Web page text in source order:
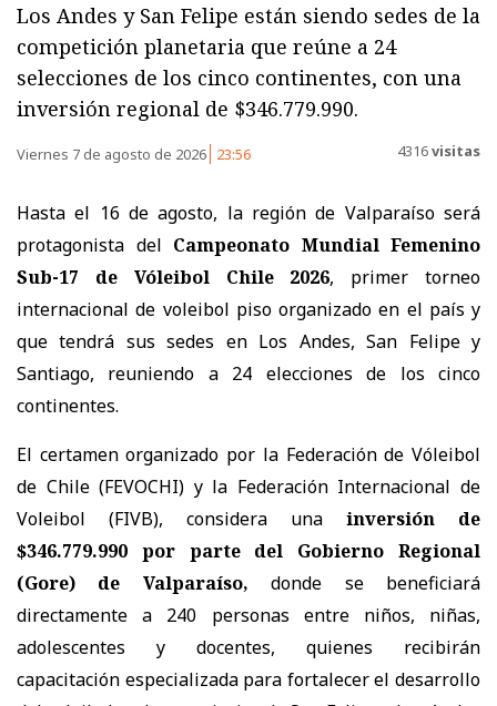
Los Andes y San Felipe están siendo sedes de la
competición planetaria que reúne a 24
selecciones de los cinco continentes, con una
inversión regional de $346.779.990.
Viernes 7 de agosto de 2026 23:56 4316visitas
Hasta el 16 de agosto, la región de Valparaíso será
protagonista del Campeonato Mundial Femenino
Sub-17 de Vóleibol Chile 2026, primer torneo
internacional de voleibol piso organizado en el país y
que tendrá sus sedes en Los Andes, San Felipe y
Santiago, reuniendo a 24 elecciones de los cinco
continentes.
El certamen organizado por la Federación de Vóleibol
de Chile (FEVOCHI) y la Federación Internacional de
Voleibol (FIVB), considera una
inversión de
$346.779.990 por parte del Gobierno Regional
(Gore) de Valparaíso,
donde se beneficiará
directamente a 240 personas entre niños, niñas,
adolescentes y docentes, quienes recibirán
capacitación especializada para fortalecer el desarrollo